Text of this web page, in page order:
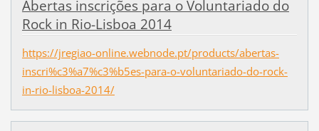
Abertas inscrições para o Voluntariado do
Rock in Rio-Lisboa 2014
https://jregiao-online.webnode.pt/products/abertas-
inscri%c3%a7%c3%b5es-para-o-voluntariado-do-rock-
in-rio-lisboa-2014/